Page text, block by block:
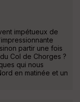
impétueux de
partir une fois
Col de Chorges ?
qui nous
en matinée et un